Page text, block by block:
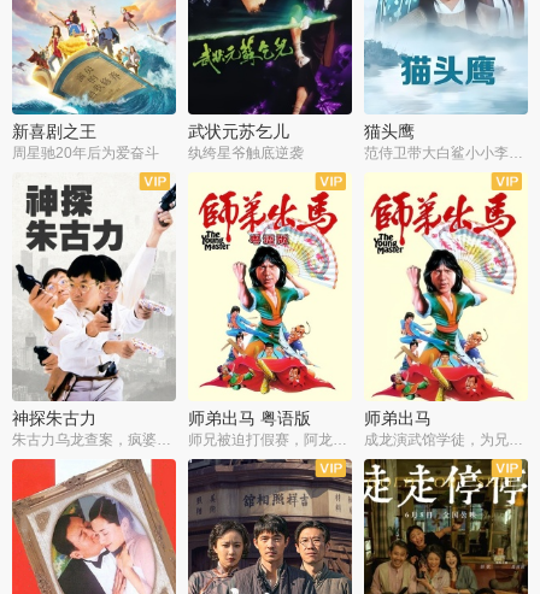
新喜剧之王
周星驰20年后为爱奋斗
武状元苏乞儿
纨绔星爷触底逆袭
猫头鹰
神探朱古力
朱古力乌龙查案，疯婆子神助攻
师弟出马 粤语版
师兄被迫打假赛，阿龙追查斗黑帮
师弟出马
成龙演武馆学徒，为兄搏命战黑道